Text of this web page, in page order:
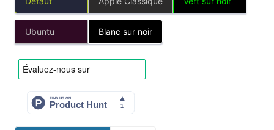
Ubuntu Blanc sur noir